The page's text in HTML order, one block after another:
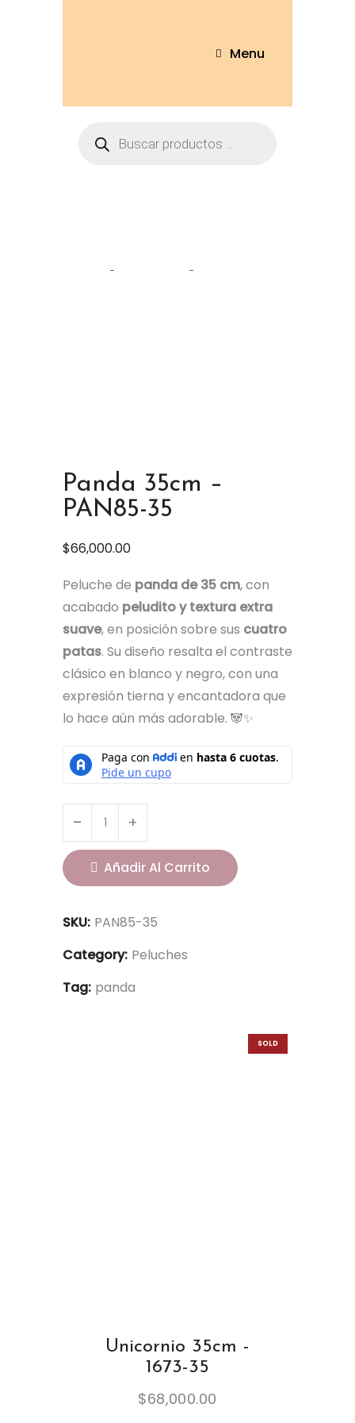
Menu
Panda 35cm –
PAN85-35
$66,000.00
Peluche de panda de 35 cm, con
acabado peludito y textura extra
suave, en posición sobre sus cuatro
patas. Su diseño resalta el contraste
clásico en blanco y negro, con una
expresión tierna y encantadora que
lo hace aún más adorable. 🐼✨
Añadir Al Carrito
SKU: PAN85-35
Category: Peluches
Tag: panda
SOLD
Unicornio 35cm -
1673-35
$68,000.00